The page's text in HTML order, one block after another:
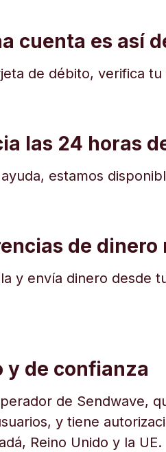
cuenta es así
de débito, verifica
las 24 horas
estamos
de dinero
y envía dinero desde
y de confianza
de Sendwave,
y tiene
Reino Unido y la UE.